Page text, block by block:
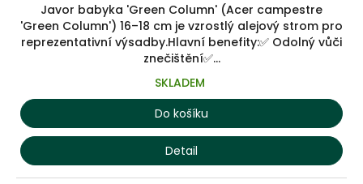
Javor babyka 'Green Column' (Acer campestre
'Green Column') 16–18 cm je vzrostlý alejový strom pro
reprezentativní výsadby.Hlavní benefity:✅ Odolný vůči
znečištění✅...
SKLADEM
Do košíku
Detail